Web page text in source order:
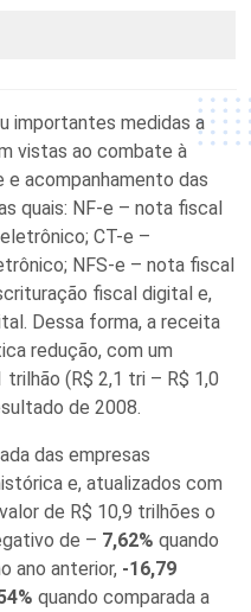
importantes medidas a
vistas ao combate à
acompanhamento das
quais: NF-e – nota fiscal
CT-e –
NFS-e – nota fiscal
fiscal digital e,
Dessa forma, a receita
redução, com um
(R$ 2,1 tri – R$ 1,0
de 2008.
das empresas
e, atualizados com
de R$ 10,9 trilhões o
de – 7,62% quando
ano anterior, -16,79
quando comparada a